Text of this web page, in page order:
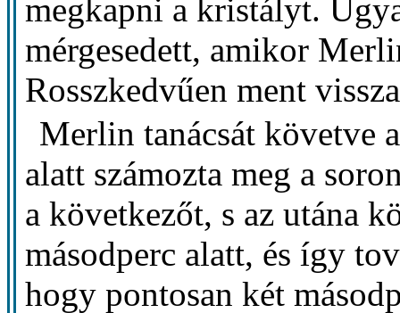
megkapni a kristályt.
mérgesedett, amikor
Rosszkedvűen ment
Merlin tanácsát követve
alatt számozta meg a
a következőt, s az utána
másodperc alatt, és így
hogy pontosan két